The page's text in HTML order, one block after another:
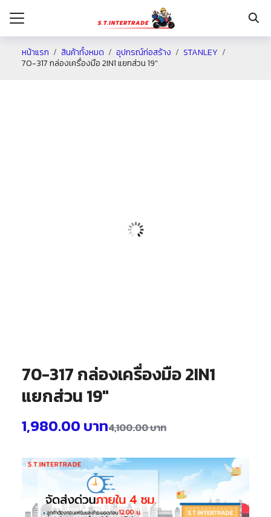
หน้าแรก สินค้าทั้งหมด อุปกรณ์ก่อสร้าง
STANLEY
70-317 กล่องเครื่องมือ 2IN1 แยกส่วน 19″
70-317 กล่องเครื่องมือ 2IN1
แยกส่วน 19″
4,100.00บาท
1,980.00 บาท